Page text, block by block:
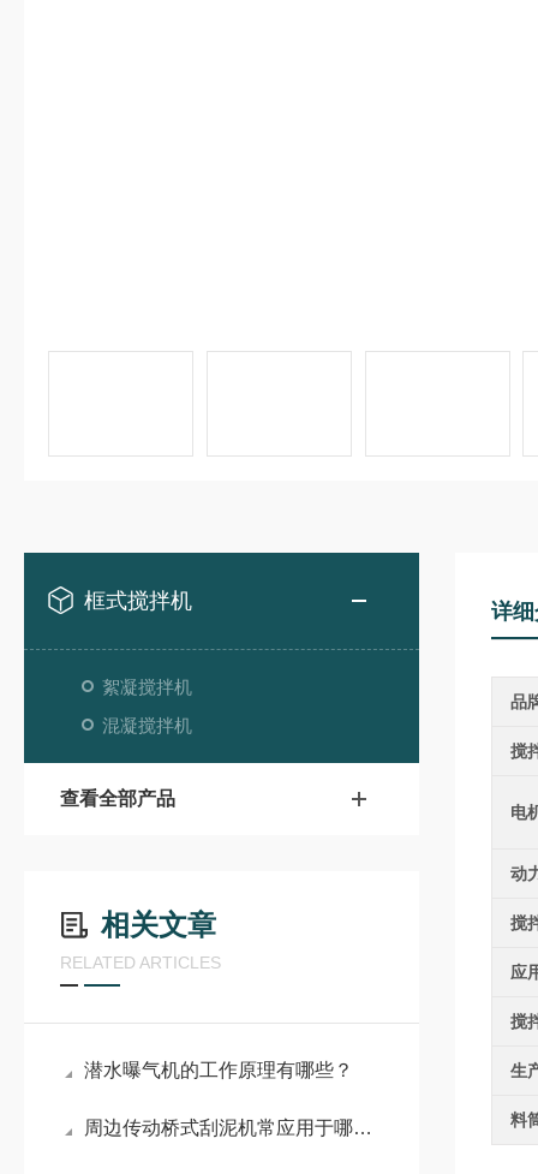
框式搅拌机
絮凝搅拌机
混凝搅拌机
查看全部产品
相关文章
RELATED ARTICLES
潜水曝气机的工作原理有哪些？
周边传动桥式刮泥机常应用于哪些场景？
详
品
搅
电
动
搅
应
搅
生
料